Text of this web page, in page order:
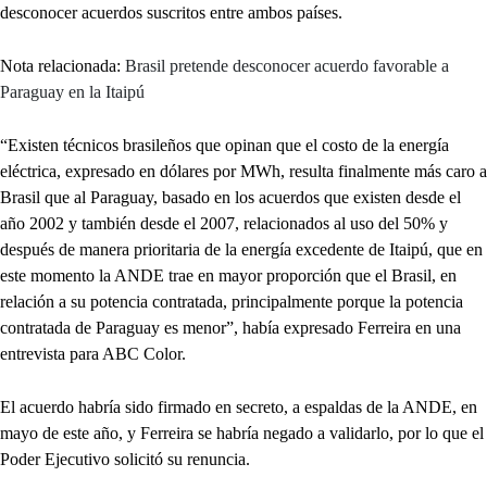
desconocer acuerdos suscritos entre ambos países.
Nota relacionada: Brasil pretende desconocer acuerdo favorable a
Paraguay en la Itaipú
“Existen técnicos brasileños que opinan que el costo de la energía
eléctrica, expresado en dólares por MWh, resulta finalmente más caro a
Brasil que al Paraguay, basado en los acuerdos que existen desde el
año 2002 y también desde el 2007, relacionados al uso del 50% y
después de manera prioritaria de la energía excedente de Itaipú, que en
este momento la ANDE trae en mayor proporción que el Brasil, en
relación a su potencia contratada, principalmente porque la potencia
contratada de Paraguay es menor”, había expresado Ferreira en una
entrevista para ABC Color.
El acuerdo habría sido firmado en secreto, a espaldas de la ANDE, en
mayo de este año, y Ferreira se habría negado a validarlo, por lo que el
Poder Ejecutivo solicitó su renuncia.